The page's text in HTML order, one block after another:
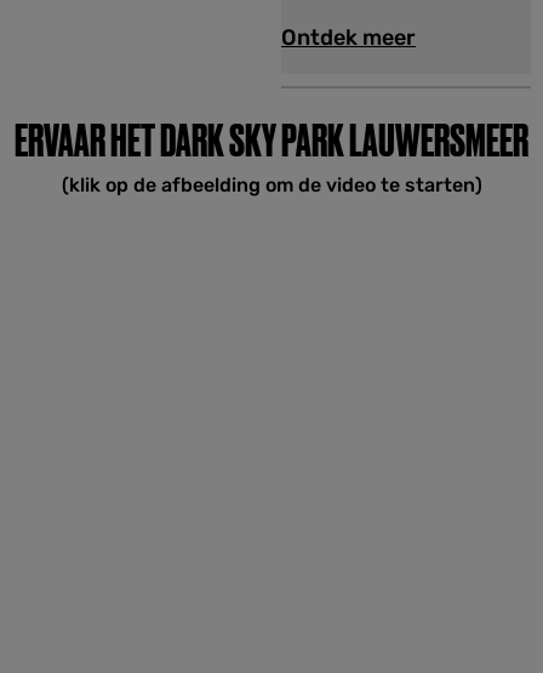
n
o
e
x
l
Ontdek meer
ERVAAR HET DARK SKY PARK LAUWERSMEER
(klik op de afbeelding om de video te starten)